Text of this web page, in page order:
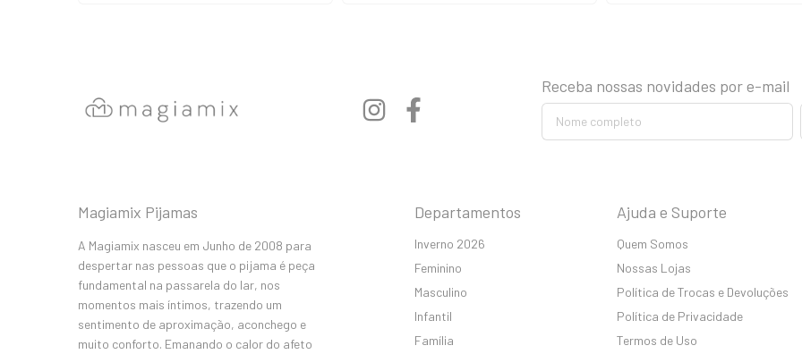
Receba nossas novidades por e-mail
Magiamix Pijamas
A Magiamix nasceu em Junho de 2008 para
despertar nas pessoas que o pijama é peça
fundamental na passarela do lar, nos
momentos mais íntimos, trazendo um
sentimento de aproximação, aconchego e
muito conforto. Emanando o calor do afeto
Departamentos
Inverno 2026
Feminino
Masculino
Infantil
Família
Ajuda e Suporte
Quem Somos
Nossas Lojas
Política de Trocas e Devoluções
Política de Privacidade
Termos de Uso